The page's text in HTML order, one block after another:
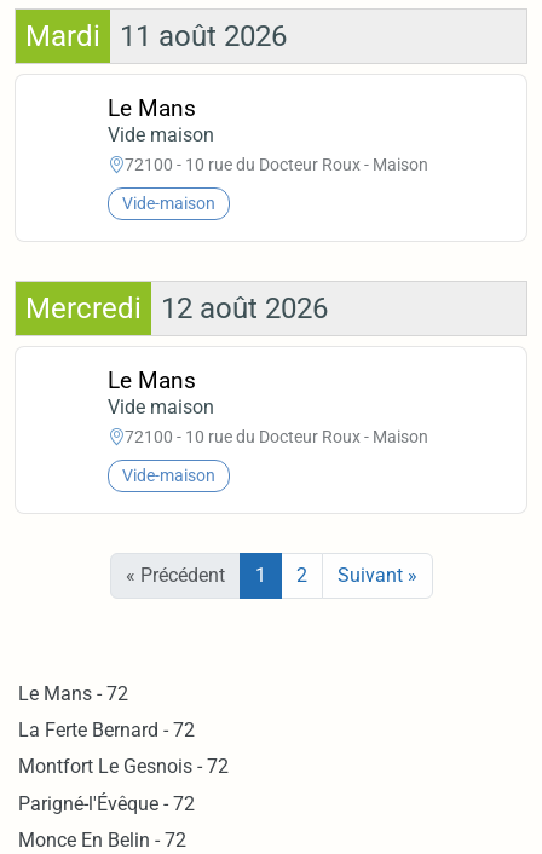
Mardi 11 août 2026
Le Mans
Vide maison
72100 - 10 rue du Docteur Roux - Maison
Vide-maison
Mercredi 12 août 2026
Le Mans
Vide maison
72100 - 10 rue du Docteur Roux - Maison
Vide-maison
« Précédent 1 2 Suivant »
Le Mans - 72
La Ferte Bernard - 72
Montfort Le Gesnois - 72
Parigné-l'Évêque - 72
Monce En Belin - 72